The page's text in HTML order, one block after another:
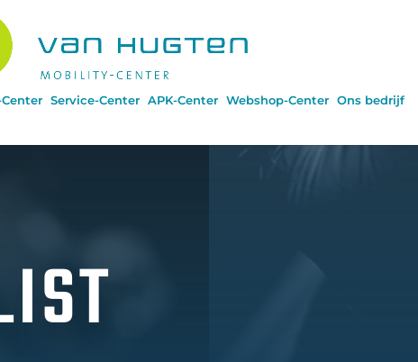
Service-Center APK-Center Webshop-Center Ons bedrijf